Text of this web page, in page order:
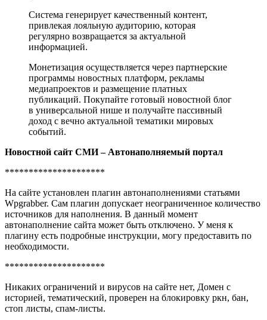
Система генерирует качественный контент,
привлекая лояльную аудиторию, которая
регулярно возвращается за актуальной
информацией.
Монетизация осуществляется через партнерские
программы новостных платформ, рекламы
медиапроектов и размещение платных
публикаций. Покупайте готовый новостной блог
в универсальной нише и получайте пассивный
доход с вечно актуальной тематики мировых
событий.
Новостной сайт СМИ – Автонаполняемый портал
*********************
На сайте установлен плагин автонаполнениями статьями
Wpgrabber. Сам плагин допускает неограниченное количество
источников для наполнения. В данный момент
автонаполнение сайта может быть отключено. У меня к
плагину есть подробные инструкции, могу предоставить по
необходимости.
*********************
Никаких ограничений и вирусов на сайте нет, Домен с
историей, тематический, проверен на блокировку ркн, бан,
стоп листы, спам-листы.